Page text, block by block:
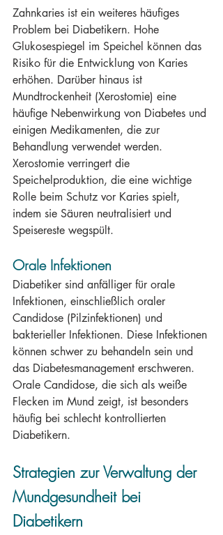
Zahnkaries ist ein weiteres häufiges
Problem bei Diabetikern. Hohe
Glukosespiegel im Speichel können das
Risiko für die Entwicklung von Karies
erhöhen. Darüber hinaus ist
Mundtrockenheit (Xerostomie) eine
häufige Nebenwirkung von Diabetes und
einigen Medikamenten, die zur
Behandlung verwendet werden.
Xerostomie verringert die
Speichelproduktion, die eine wichtige
Rolle beim Schutz vor Karies spielt,
indem sie Säuren neutralisiert und
Speisereste wegspült.
Orale Infektionen
Diabetiker sind anfälliger für orale
Infektionen, einschließlich oraler
Candidose (Pilzinfektionen) und
bakterieller Infektionen. Diese Infektionen
können schwer zu behandeln sein und
das Diabetesmanagement erschweren.
Orale Candidose, die sich als weiße
Flecken im Mund zeigt, ist besonders
häufig bei schlecht kontrollierten
Diabetikern.
Strategien zur Verwaltung der
Mundgesundheit bei
Diabetikern